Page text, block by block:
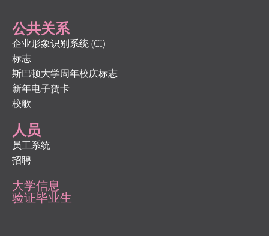
公共关系
企业形象识别系统 (CI)
标志
斯巴顿大学周年校庆标志
新年电子贺卡
校歌
人员
员工系统
招聘
大学信息
验证毕业生